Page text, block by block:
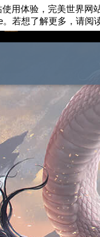
用体验，完美世界网
。若想了解更多，请阅